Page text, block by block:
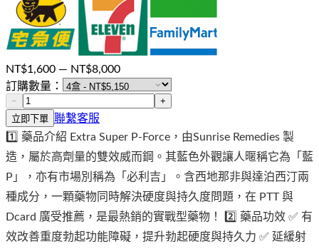
NT$1,600 — NT$8,000
訂購數量：
−
+
立即下單 聯繫客服
1️⃣ 藥品介紹 Extra Super P-Force，由Sunrise Remedies 製
造，屬於高劑量的雙效威而鋼。其藍色外觀讓人暱稱它為「藍
P」，亦有市場別稱為「必利吉」。含西地那非與達泊西汀兩
種成分，一顆藥物同時解決硬度與持久度問題，在 PTT 與
Dcard 廣受推薦，是最熱銷的實戰型藥物！ 2️⃣ 藥品功效 ✅ 有
效改善重度勃起功能障礙，提升勃起硬度與持久力 ✅ 延緩射